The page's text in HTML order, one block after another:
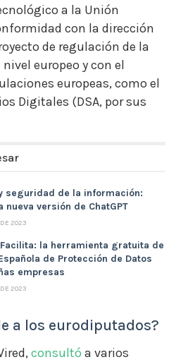
a la Unión
con la dirección
de regulación de la
europeo y con el
europeas, como el
Digitales (DSA, por sus
seguridad de la información:
nueva versión de ChatGPT
2023
la herramienta gratuita de
de Protección de Datos
empresas
2023
a los eurodiputados?
consultó a varios